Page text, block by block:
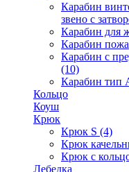
Карабин
звено с
Карабин для
Карабин
Карабин с
(10)
Карабин тип
Кольцо
Коуш
Крюк
Крюк S (4)
Крюк
Крюк с
Лебедка